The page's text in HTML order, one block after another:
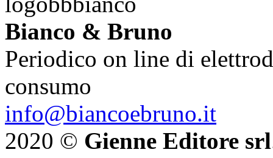
Bianco & Bruno
Periodico on line di
consumo
info@biancoebruno.it
2020 © Gienne Editore srl